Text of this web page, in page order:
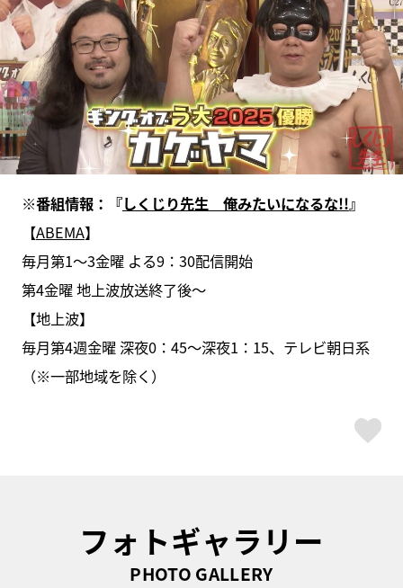
※番組情報：『しくじり先生 俺みたいになるな!!』
【ABEMA】
毎月第1〜3金曜 よる9：30配信開始
第4金曜 地上波放送終了後〜
【地上波】
毎月第4週金曜 深夜0：45～深夜1：15、テレビ朝日系
（※一部地域を除く）
フォトギャラリー
PHOTO GALLERY